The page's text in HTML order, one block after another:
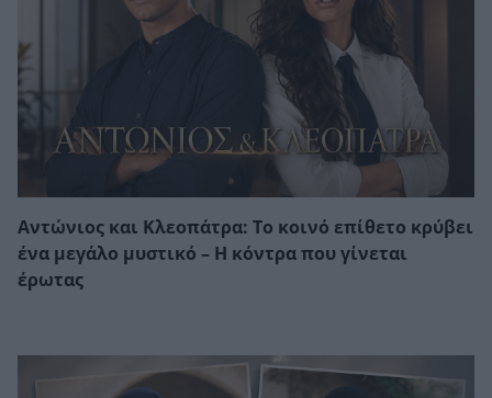
Αντώνιος και Κλεοπάτρα: Το κοινό επίθετο κρύβει
ένα μεγάλο μυστικό – Η κόντρα που γίνεται
έρωτας